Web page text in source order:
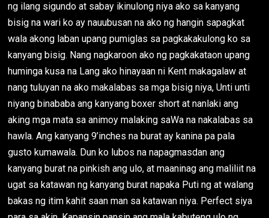
ng ilang sigundo at sabay ikinulong niya ako sa kanyang
bisig na wari ko ay nauubusan na ako ng hangin sapagkat
wala akong laban upang pumiglas sa pagkakakulong ko sa
kanyang bisig. Nang nagkaroon ako ng pagkakataon upang
huminga kusa na Lang ako hinayaan ni Kent makagalaw at
nang tuluyan na ako makalabas sa mga bisig niya, Unti unti
niyang binababa ang kanyang boxer short at nanlaki ang
aking mga mata sa animoy malaking saWa na nakalabas sa
hawla. Ang kanyang 9’inches na burat ay kanina pa pala
gusto kumawala. Dun ko lubos na napagmasdan ang
kanyang burat na pinkish ang ulo, at maaninag ang maliliit na
ugat sa katawan ng kanyang burat napaka Puti ng at walang
bakas ng itim kahit saan man sa katawan niya. Perfect siya